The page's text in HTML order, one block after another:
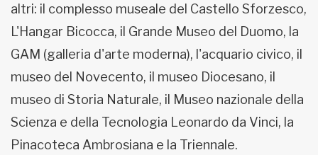
altri: il complesso museale del Castello Sforzesco,
L'Hangar Bicocca, il Grande Museo del Duomo, la
GAM (galleria d'arte moderna), l'acquario civico, il
museo del Novecento, il museo Diocesano, il
museo di Storia Naturale, il Museo nazionale della
Scienza e della Tecnologia Leonardo da Vinci, la
Pinacoteca Ambrosiana e la Triennale.